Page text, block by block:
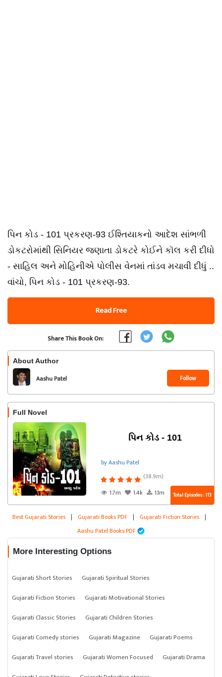
પિન કોડ - 101 પ્રકરણ-93 ઈશ્તિયાકનો આદેશ સાંભળી
ડોકટરોમાંથી સિનિયર જણાતા ડોકટરે કોઈને કૉલ કરી દીધો
- સાહિલ અને મોહિનીએ પોલીસ વેનમાં તાંડવ મચાવી દીધું ..
વાંચો, પિન કોડ - 101 પ્રકરણ-93.
Read Free
Share This Book On:
About Author
Aashu Patel Follow
Full Novel
પિન કોડ - 101
by Aashu Patel
(38.9m)
1.7m
1.4k 1.1m Total Episodes : 113
Best Gujarati Stories | Gujarati Books PDF | Gujarati Fiction Stories |
Aashu Patel Books PDF
More Interesting Options
Gujarati Short Stories
Gujarati Spiritual Stories
Gujarati Fiction Stories
Gujarati Motivational Stories
Gujarati Classic Stories
Gujarati Children Stories
Gujarati Comedy stories
Gujarati Magazine
Gujarati Poems
Gujarati Travel stories
Gujarati Women Focused
Gujarati Drama